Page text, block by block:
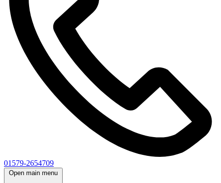
01579-2654709
Open main menu